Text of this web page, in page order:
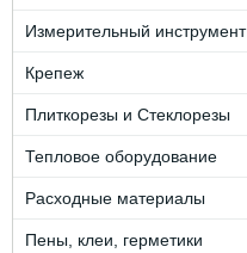
Измерительный инструмент
Крепеж
Плиткорезы и Стеклорезы
Тепловое оборудование
Расходные материалы
Пены, клеи, герметики